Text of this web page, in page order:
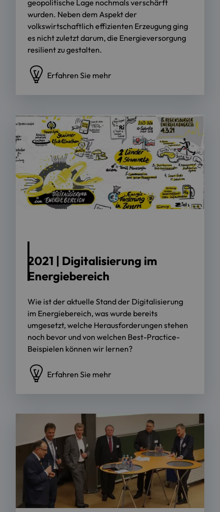
geopolitische Lage nochmals verschärft
wurden. Neben dem Aspekt der
volkswirtschaftlich effizienten Erzeugung ging
es nicht zuletzt darum, die Energieversorgung
resilient zu gestalten.
Erfahren Sie mehr
2021 | Digitalisierung im
Energiebereich
Wie ist der aktuelle Stand der Digitalisierung
im Energiebereich, was wurde bereits
umgesetzt, welche Herausforderungen stehen
noch bevor und von welchen Best-Practice-
Beispielen können wir lernen?
Erfahren Sie mehr